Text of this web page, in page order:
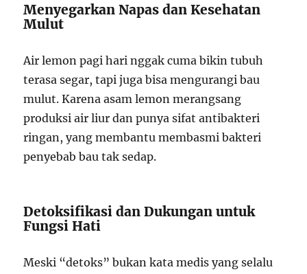
Menyegarkan Napas dan Kesehatan
Mulut
Air lemon pagi hari nggak cuma bikin tubuh
terasa segar, tapi juga bisa mengurangi bau
mulut. Karena asam lemon merangsang
produksi air liur dan punya sifat antibakteri
ringan, yang membantu membasmi bakteri
penyebab bau tak sedap.
Detoksifikasi dan Dukungan untuk
Fungsi Hati
Meski “detoks” bukan kata medis yang selalu